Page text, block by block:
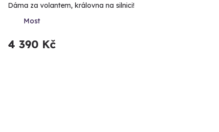
Dáma za volantem, královna na silnici!
Most
4 390 Kč